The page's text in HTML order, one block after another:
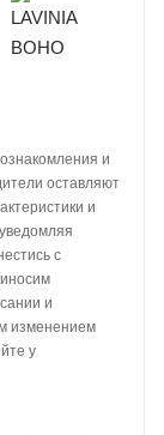
и
оставляют
и
с
и
изменением
у